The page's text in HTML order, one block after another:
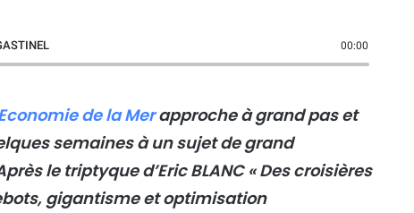
00:00
de la Merapproche à grand pas et
semaines à un sujet de grand
le triptyque d’Eric BLANC « Des croisières
gigantisme et optimisation